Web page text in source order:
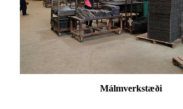
Málmverkstæði